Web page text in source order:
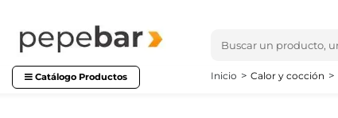
Catálogo Productos Inicio Calor y cocción